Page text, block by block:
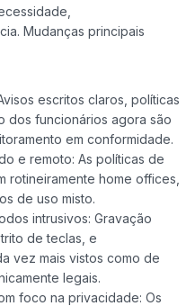
Mudanças principais
escritos claros, políticas
dos funcionários agora são
em conformidade.
e remoto: As políticas de
rotineiramente home offices,
de uso misto.
intrusivos: Gravação
de teclas, e
vez mais vistos como de
legais.
foco na privacidade: Os